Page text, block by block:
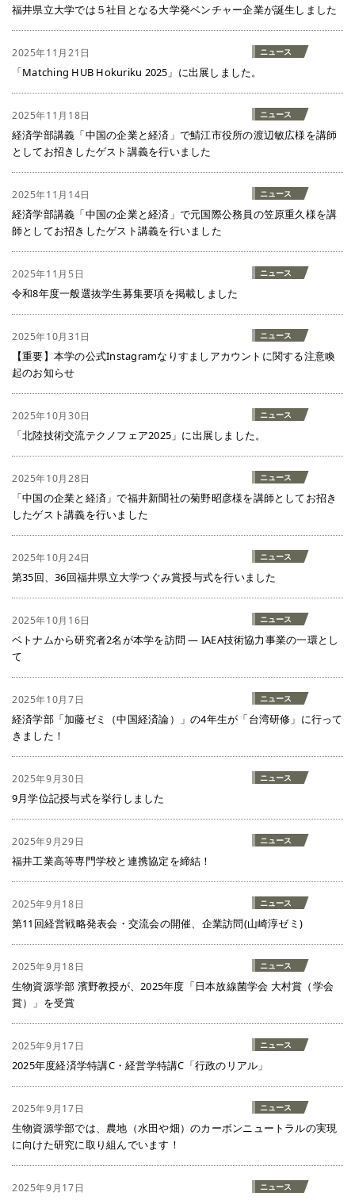
福井県立大学では５社目となる大学発ベンチャー企業が誕生しました
2025年11月21日 ニュース
「Matching HUB Hokuriku 2025」に出展しました。
2025年11月18日 ニュース
経済学部講義「中国の企業と経済」で鯖江市役所の渡辺敏広様を講師
としてお招きしたゲスト講義を行いました
2025年11月14日 ニュース
経済学部講義「中国の企業と経済」で元国際公務員の笠原重久様を講
師としてお招きしたゲスト講義を行いました
2025年11月5日 ニュース
令和8年度一般選抜学生募集要項を掲載しました
2025年10月31日 ニュース
【重要】本学の公式Instagramなりすましアカウントに関する注意喚
起のお知らせ
2025年10月30日 ニュース
「北陸技術交流テクノフェア2025」に出展しました。
2025年10月28日 ニュース
「中国の企業と経済」で福井新聞社の菊野昭彦様を講師としてお招き
したゲスト講義を行いました
2025年10月24日 ニュース
第35回、36回福井県立大学つぐみ賞授与式を行いました
2025年10月16日 ニュース
ベトナムから研究者2名が本学を訪問 ― IAEA技術協力事業の一環とし
て
2025年10月7日 ニュース
経済学部「加藤ゼミ（中国経済論）」の4年生が「台湾研修」に行って
きました！
2025年9月30日 ニュース
9月学位記授与式を挙行しました
2025年9月29日 ニュース
福井工業高等専門学校と連携協定を締結！
2025年9月18日 ニュース
第11回経営戦略発表会・交流会の開催、企業訪問(山崎淳ゼミ)
2025年9月18日 ニュース
生物資源学部 濱野教授が、2025年度「日本放線菌学会 大村賞（学会
賞）」を受賞
2025年9月17日 ニュース
2025年度経済学特講C・経営学特講C「行政のリアル」
2025年9月17日 ニュース
生物資源学部では、農地（水田や畑）のカーボンニュートラルの実現
に向けた研究に取り組んでいます！
2025年9月17日 ニュース